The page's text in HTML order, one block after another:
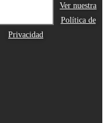
Ver nuestra
Política de
Privacidad